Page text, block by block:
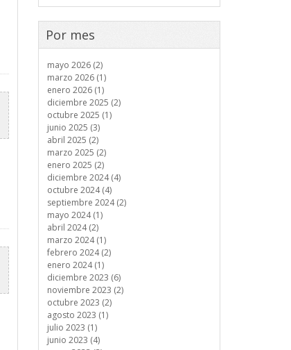
Por mes
mayo 2026 (2)
marzo 2026 (1)
enero 2026 (1)
diciembre 2025 (2)
octubre 2025 (1)
junio 2025 (3)
abril 2025 (2)
marzo 2025 (2)
enero 2025 (2)
diciembre 2024 (4)
octubre 2024 (4)
septiembre 2024 (2)
mayo 2024 (1)
abril 2024 (2)
marzo 2024 (1)
febrero 2024 (2)
enero 2024 (1)
diciembre 2023 (6)
noviembre 2023 (2)
octubre 2023 (2)
agosto 2023 (1)
julio 2023 (1)
junio 2023 (4)